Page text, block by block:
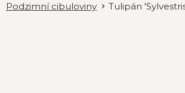
Podzimní cibuloviny
Tulipán